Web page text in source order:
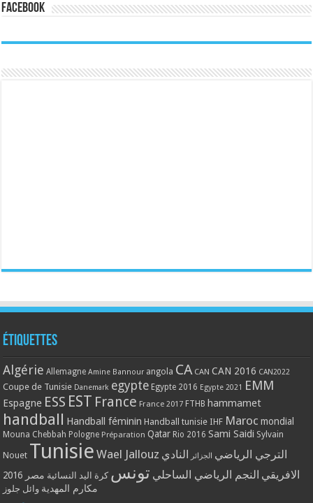
Facebook
Étiquettes
Algérie Allemagne Amine Bannour angola CA CAN CAN 2016 CAN2022
Coupe de Tunisie Danemark egypte Egypte 2016 Egypte 2021 EMM
Espagne ESS EST France France 2017 FTHB hammamet
handball Handball féminin Handball tunisie IHF Maroc mondial
Mouna Chebbah Pologne Préparation Qatar Rio 2016 Sami Saidi Sylvain
Nouet Tunisie Wael Jallouz الترجي الرياضي الجزائر النادي
الافريقي النجم الرياضي الساحلي تونس كرة اليد النسائية مصر 2016
مكارم المهدية وائل جلوز